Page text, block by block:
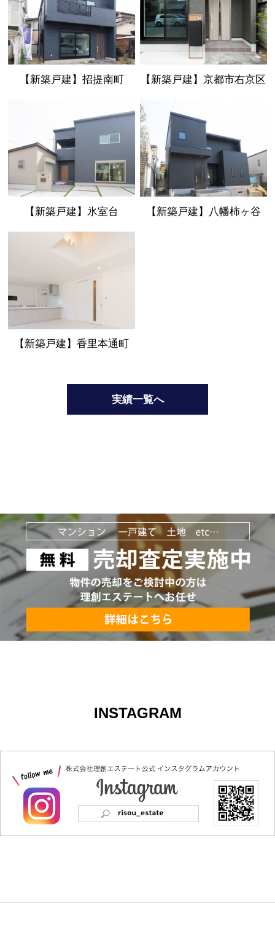
【新築戸建】招提南町 【新築戸建】京都市右京区
【新築戸建】氷室台 【新築戸建】八幡柿ヶ谷
【新築戸建】香里本通町
実績一覧へ
INSTAGRAM